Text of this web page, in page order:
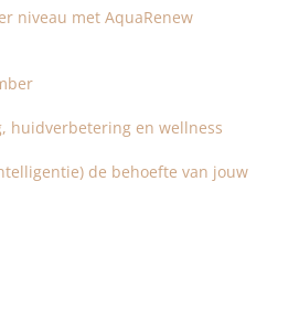
niveau met AquaRenew
huidverbetering en wellness
de behoefte van jouw